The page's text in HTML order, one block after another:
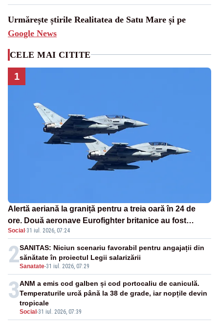
Urmărește știrile Realitatea de Satu Mare și pe
Google News
CELE MAI CITITE
1
Alertă aeriană la graniță pentru a treia oară în 24 de
ore. Două aeronave Eurofighter britanice au fost
ridicate de la sol
Social ·31 iul. 2026, 07:24
2Sanatate-31 iul. 2026, 07:29
SANITAS: Niciun scenariu favorabil pentru angajații din
sănătate în proiectul Legii salarizării
3
Social -31 iul. 2026, 07:39
ANM a emis cod galben și cod portocaliu de caniculă.
Temperaturile urcă până la 38 de grade, iar nopțile devin
tropicale